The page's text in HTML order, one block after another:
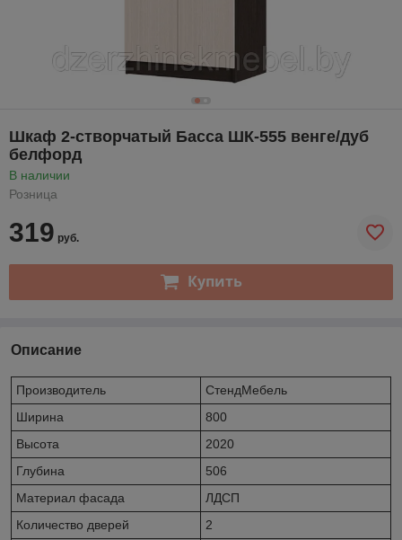
Шкаф 2-створчатый Басса ШК-555 венге/дуб
белфорд
В наличии
Розница
319 руб.
Купить
Описание
Производитель
СтендМебель
Ширина
800
Высота
2020
Глубина
506
Материал фасада
ЛДСП
Количество дверей
2